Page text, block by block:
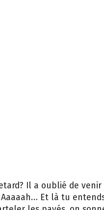
Il a oublié de venir
Aaaaah… Et là tu